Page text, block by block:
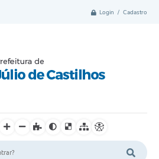
Login / Cadastro